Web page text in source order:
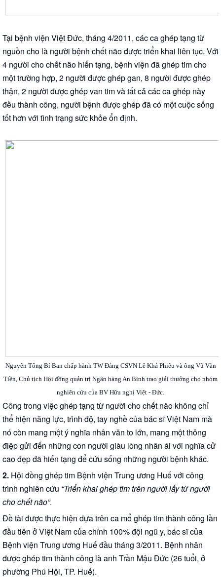
Tại bệnh viện Việt Đức, tháng 4/2011, các ca ghép tạng từ
nguồn cho là người bệnh chết não được triển khai liên tục. Với
4 người cho chết não hiến tạng, bệnh viện đã ghép tim cho
một trường hợp, 2 người được ghép gan, 8 người được ghép
thận, 2 người được ghép van tim và tất cả các ca ghép này
đều thành công, người bệnh được ghép đã có một cuộc sống
tốt hơn với tình trạng sức khỏe ổn định.
Nguyên Tổng Bí Ban chấp hành TW Đảng CSVN Lê Khả Phiêu và ông Vũ Văn
Tiền, Chủ tịch Hội đồng quản trị Ngân hàng An Bình trao giải thưởng cho nhóm
nghiên cứu của BV Hữu nghị Việt - Đức.
Công trong việc ghép tạng từ người cho chết não không chỉ
thể hiện năng lực, trình độ, tay nghề của bác sĩ Việt Nam mà
nó còn mang một ý nghĩa nhân văn to lớn, mang một thông
điệp gửi đến những con người giàu lòng nhân ái với nghĩa cử
cao đẹp đã hiến tạng để cứu sống những người bệnh khác.
2. Hội đồng ghép tim Bệnh viện Trung ương Huế với công
trình nghiên cứu “Triển khai ghép tim trên người lấy từ người
cho chết não”.
Đề tài được thực hiện dựa trên ca mổ ghép tim thành công lần
đầu tiên ở Việt Nam của chính 100% đội ngũ y, bác sĩ của
Bệnh viện Trung ương Huế đầu tháng 3/2011. Bệnh nhân
được ghép tim thành công là anh Trần Mậu Đức (26 tuổi, ở
phường Phú Hội, TP. Huế).